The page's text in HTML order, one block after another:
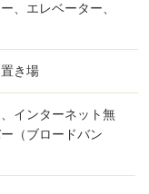
、エレベーター、
き場
インターネット無
（ブロードバン